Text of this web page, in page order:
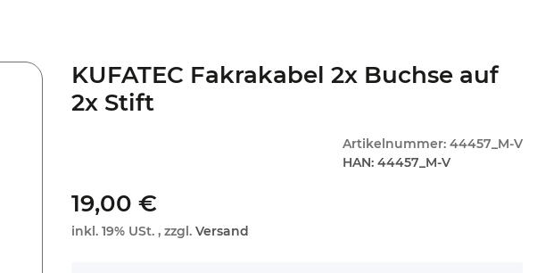
KUFATEC Fakrakabel 2x Buchse auf
2x Stift
Artikelnummer: 44457_M-V
HAN: 44457_M-V
19,00 €
inkl. 19% USt. , zzgl.Versand